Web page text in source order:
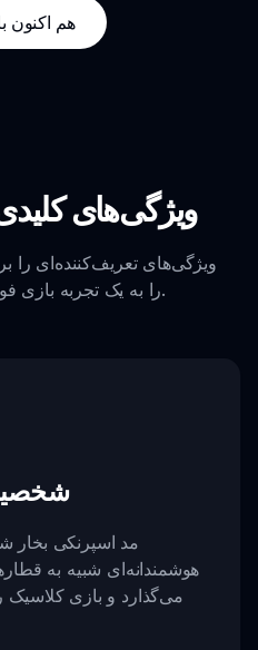
هم اکنون
ویژگی‌های
ویژگی‌های تعریف‌کننده‌ای را
را به یک تجربه بازی فوق‌العاده تبدیل می‌کند.
مد اسپرنکی بخار
هوشمندانه‌ای شبیه به
می‌گذارد و بازی کلاسیک